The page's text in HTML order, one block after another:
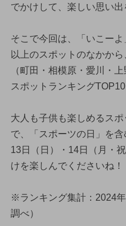
でかけして、楽しい思い出
そこで今回は、「いこー
以上のスポットのなかか
（町田・相模原・愛川・
スポットランキング
大人も子供も楽しめるス
で、「スポーツの日」を
13日（日）・14日（月・
けを楽しんでくださいね！
※ランキング集計：2024
調べ）